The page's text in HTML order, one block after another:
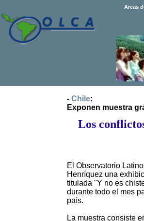
Areas
- Chile:
Exponen muestra
Los
El Observatorio
Henríquez una
titulada "Y no es
durante todo el mes
país.
La muestra consiste